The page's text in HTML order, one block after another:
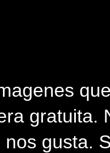
gratuita.
gusta.